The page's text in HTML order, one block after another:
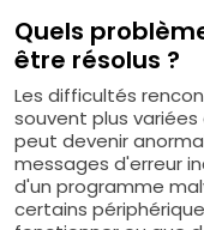
Quels
être résolus ?
Les difficultés
souvent plus
peut devenir
messages d'erreur
d'un programme
certains